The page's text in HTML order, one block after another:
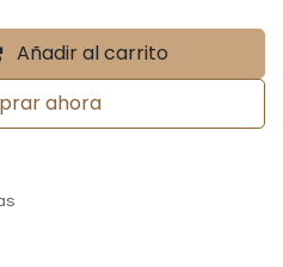
Añadir al carrito
ahora